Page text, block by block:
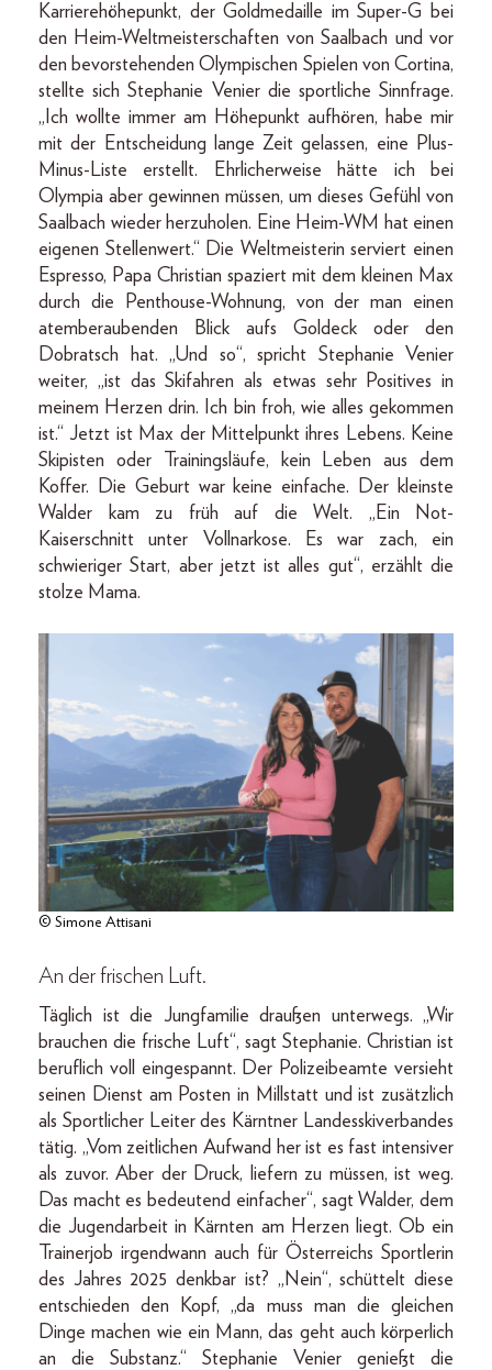
Karrierehöhepunkt, der Goldmedaille im Super-G bei
den Heim-Weltmeisterschaften von Saalbach und vor
den bevorstehenden Olympischen Spielen von Cortina,
stellte sich Stephanie Venier die sportliche Sinnfrage.
„Ich wollte immer am Höhepunkt aufhören, habe mir
mit der Entscheidung lange Zeit gelassen, eine Plus-
Minus-Liste erstellt. Ehrlicherweise hätte ich bei
Olympia aber gewinnen müssen, um dieses Gefühl von
Saalbach wieder herzuholen. Eine Heim-WM hat einen
eigenen Stellenwert.“ Die Weltmeisterin serviert einen
Espresso, Papa Christian spaziert mit dem kleinen Max
durch die Penthouse-Wohnung, von der man einen
atemberaubenden Blick aufs Goldeck oder den
Dobratsch hat. „Und so“, spricht Stephanie Venier
weiter, „ist das Skifahren als etwas sehr Positives in
meinem Herzen drin. Ich bin froh, wie alles gekommen
ist.“ Jetzt ist Max der Mittelpunkt ihres Lebens. Keine
Skipisten oder Trainingsläufe, kein Leben aus dem
Koffer. Die Geburt war keine einfache. Der kleinste
Walder kam zu früh auf die Welt. „Ein Not-
Kaiserschnitt unter Vollnarkose. Es war zach, ein
schwieriger Start, aber jetzt ist alles gut“, erzählt die
stolze Mama.
© Simone Attisani
An der frischen Luft.
Täglich ist die Jungfamilie draußen unterwegs. „Wir
brauchen die frische Luft“, sagt Stephanie. Christian ist
beruflich voll eingespannt. Der Polizeibeamte versieht
seinen Dienst am Posten in Millstatt und ist zusätzlich
als Sportlicher Leiter des Kärntner Landesskiverbandes
tätig. „Vom zeitlichen Aufwand her ist es fast intensiver
als zuvor. Aber der Druck, liefern zu müssen, ist weg.
Das macht es bedeutend einfacher“, sagt Walder, dem
die Jugendarbeit in Kärnten am Herzen liegt. Ob ein
Trainerjob irgendwann auch für Österreichs Sportlerin
des Jahres 2025 denkbar ist? „Nein“, schüttelt diese
entschieden den Kopf, „da muss man die gleichen
Dinge machen wie ein Mann, das geht auch körperlich
an die Substanz.“ Stephanie Venier genießt die